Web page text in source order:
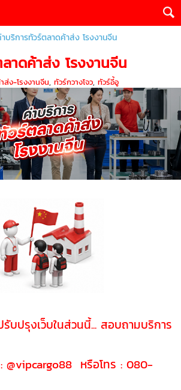
บริการทัวร์ตลาดค้าส่ง โรงงานจีน
าดค้าส่ง โรงงานจีน
ส่ง-โรงงานจีน, ทัวร์กวางโจว, ทัวร์อี้อู
บปรุงเว็บในส่วนนี้... สอบถามบริการ
@vipcargo88 หรือโทร : 080-